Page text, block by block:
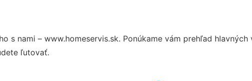
s nami – www.homeservis.sk. Ponúkame vám prehľad
ľutovať.